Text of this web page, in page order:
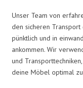
Unser Team von
den sicheren
pünktlich und in
ankommen. Wir
und
deine Möbel optimal